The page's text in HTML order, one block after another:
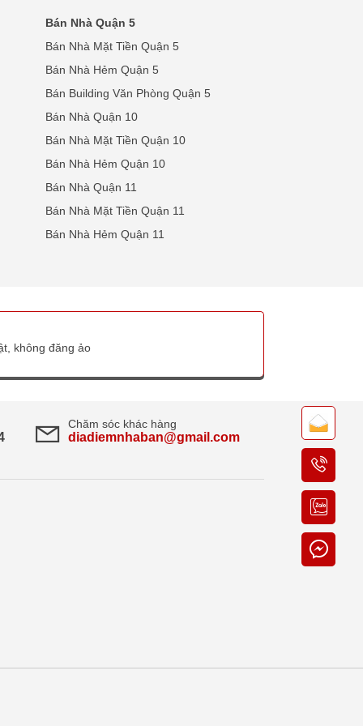
Bán Nhà Quận 5
Bán Nhà Mặt Tiền Quận 5
Bán Nhà Hẻm Quận 5
Bán Building Văn Phòng Quận 5
Bán Nhà Quận 10
Bán Nhà Mặt Tiền Quận 10
Bán Nhà Hẻm Quận 10
Bán Nhà Quận 11
Bán Nhà Mặt Tiền Quận 11
Bán Nhà Hẻm Quận 11
không đăng ảo
Chăm sóc khác hàng
diadiemnhaban@gmail.com